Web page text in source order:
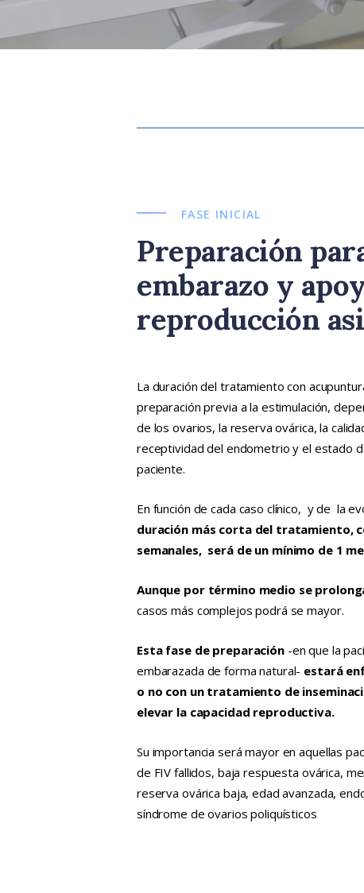
FASE INICIAL
Preparación
embarazo y
reproducción
La duración del tratamiento con
preparación previa a la estimulación,
de los ovarios, la reserva ovárica, la
receptividad del endometrio y el estado
paciente.
En función de cada caso clínico, y de la
duración más corta del tratamiento,
semanales, será de un mínimo de 1
Aunque por término medio se
casos más complejos podrá se mayor.
Esta fase de preparación-en que la
embarazada de forma natural- estará
o no con un tratamiento de
elevar la capacidad reproductiva.
Su importancia será mayor en aquellas
de FIV fallidos, baja respuesta ovárica,
reserva ovárica baja, edad avanzada,
síndrome de ovarios poliquísticos